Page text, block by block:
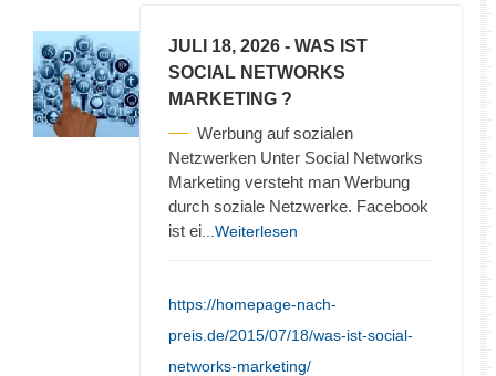
JULI 18, 2026 - WAS IST
SOCIAL NETWORKS
MARKETING ?
Werbung auf sozialen
Netzwerken Unter Social Networks
Marketing versteht man Werbung
durch soziale Netzwerke. Facebook
ist ei ...Weiterlesen
https://homepage-nach-
preis.de/2015/07/18/was-ist-social-
networks-marketing/